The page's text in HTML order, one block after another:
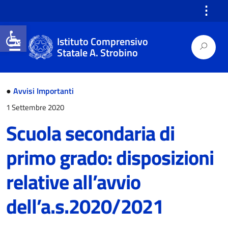
Open toolbar
⋮
Istituto Comprensivo
Statale A. Strobino
● Avvisi Importanti
1 Settembre 2020
Scuola secondaria di
primo grado: disposizioni
relative all’avvio
dell’a.s.2020/2021